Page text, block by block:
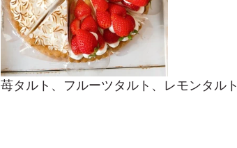
苺タルト、フルーツタルト、レモンタルト